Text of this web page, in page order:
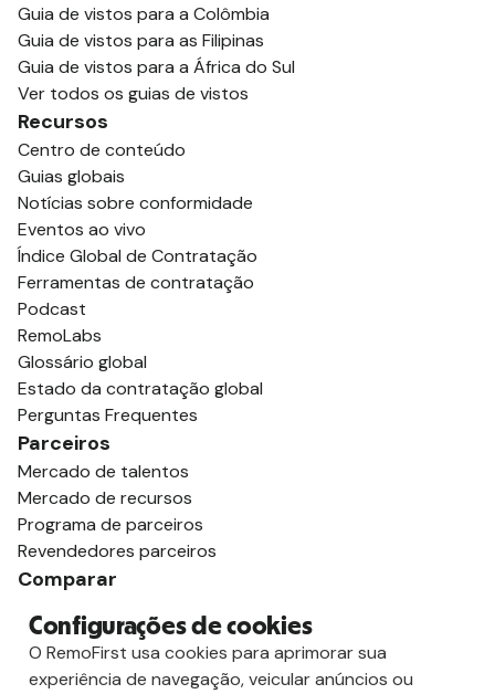
Guia de vistos para a Colômbia
Guia de vistos para as Filipinas
Guia de vistos para a África do Sul
Ver todos os guias de vistos
Recursos
Centro de conteúdo
Guias globais
Notícias sobre conformidade
Eventos ao vivo
Índice Global de Contratação
Ferramentas de contratação
Podcast
RemoLabs
Glossário global
Estado da contratação global
Perguntas Frequentes
Parceiros
Mercado de talentos
Mercado de recursos
Programa de parceiros
Revendedores parceiros
Comparar
vs. Remoto
vs. Oyster
vs. Multiplicador
Configurações de cookies
O RemoFirst usa cookies para aprimorar sua
experiência de navegação, veicular anúncios ou